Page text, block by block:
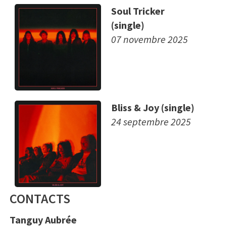
Soul Tricker
(single)
07 novembre 2025
Bliss & Joy (single)
24 septembre 2025
CONTACTS
Tanguy Aubrée